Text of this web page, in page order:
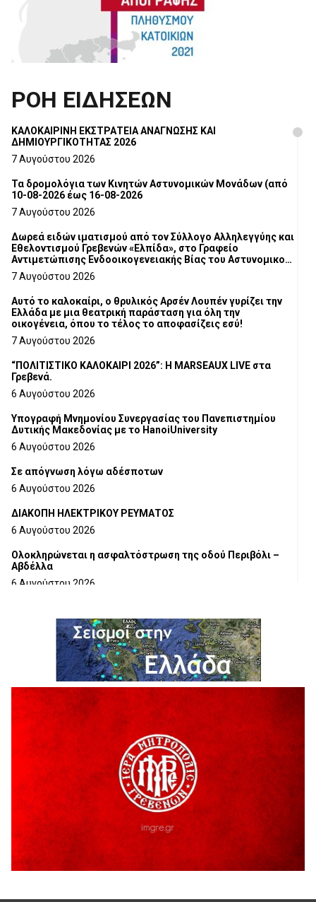
ΡΟΗ ΕΙΔΗΣΕΩΝ
ΚΑΛΟΚΑΙΡΙΝΗ ΕΚΣΤΡΑΤΕΙΑ ΑΝΑΓΝΩΣΗΣ ΚΑΙ
ΔΗΜΙΟΥΡΓΙΚΟΤΗΤΑΣ 2026
7 Αυγούστου 2026
Τα δρομολόγια των Κινητών Αστυνομικών Μονάδων (από
10-08-2026 έως 16-08-2026
7 Αυγούστου 2026
Δωρεά ειδών ιματισμού από τον Σύλλογο Αλληλεγγύης και
Εθελοντισμού Γρεβενών «Ελπίδα», στο Γραφείο
Αντιμετώπισης Ενδοοικογενειακής Βίας του Αστυνομικού
Τμήματος Γρεβενών
7 Αυγούστου 2026
Αυτό το καλοκαίρι, ο θρυλικός Αρσέν Λουπέν γυρίζει την
Ελλάδα με μια θεατρική παράσταση για όλη την
οικογένεια, όπου το τέλος το αποφασίζεις εσύ!
7 Αυγούστου 2026
“ΠΟΛΙΤΙΣΤΙΚΟ ΚΑΛΟΚΑΙΡΙ 2026”: Η MARSEAUX LIVE στα
Γρεβενά.
6 Αυγούστου 2026
Υπογραφή Μνημονίου Συνεργασίας του Πανεπιστημίου
Δυτικής Μακεδονίας με το HanoiUniversity
6 Αυγούστου 2026
Σε απόγνωση λόγω αδέσποτων
6 Αυγούστου 2026
ΔΙΑΚΟΠΗ ΗΛΕΚΤΡΙΚΟΥ ΡΕΥΜΑΤΟΣ
6 Αυγούστου 2026
Ολοκληρώνεται η ασφαλτόστρωση της οδού Περιβόλι –
Αβδέλλα
6 Αυγούστου 2026
5 Αυγούστου 2026
Ο ΑΝΔΡΕΑΣ ΑΣΛΑΝΙΔΗΣ ΣΥΝΕΧΙΖΕΙ ΣΤΟΝ ΠΡΩΤΕΑ
ΓΡΕΒΕΝΩΝ
5 Αυγούστου 2026
Ευχαριστήριο Εκπολιτιστικού Συλλόγου Ταξιάρχη προς κ.
Παρασχάκη Αθανάσιο
5 Αυγούστου 2026
Διακοπή υδροδότησης του Α΄ κλάδου ύδρευσης
5 Αυγούστου 2026
Η Marseaux στα Γρεβενά για μια μοναδική συναυλία
5 Αυγούστου 2026
Θερινό Σινεμά στο πλαίσιο του «Πολιτιστικού
Καλοκαιριού 2026» με την βραβευμένη ταινία «Μικρές
Ανάσες».